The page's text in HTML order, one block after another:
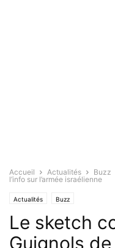
Accueil Actualités Buzz
l’info sur l’armée israélienne
Actualités Buzz
Le sketch
Guignols de